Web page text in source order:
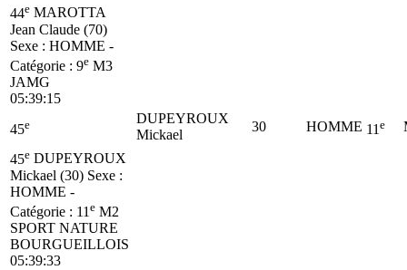
44e MAROTTA
Jean Claude (70)
Sexe : HOMME -
Catégorie : 9e M3
JAMG
05:39:15
45e
DUPEYROUX
Mickael
30 HOMME 11 e
45e DUPEYROUX
Mickael (30) Sexe :
HOMME -
Catégorie : 11 e M2
SPORT NATURE
BOURGUEILLOIS
05:39:33